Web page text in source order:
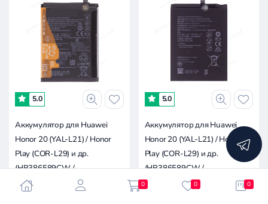
5.0
Аккумулятор для Huawei
Honor 20 (YAL-L21) / Honor
Play (COR-L29) и др.
(HB386589CW /
HB386589ECW /
5.0
Аккумулятор для Huawei
Honor 20 (YAL-L21) / Honor
Play (COR-L29) и др.
(HB386589CW /
HB386589ECW /
0 0 0